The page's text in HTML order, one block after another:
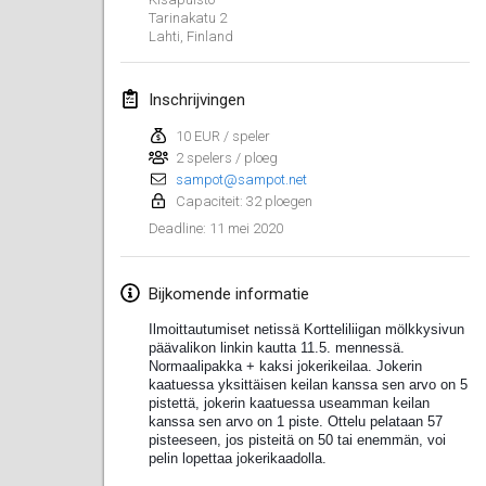
Tarinakatu 2
Lahti Finland
Inschrijvingen
10 EUR / speler
2 spelers / ploeg
sampot@sampot.net
Capaciteit: 32 ploegen
Deadline: 11 mei 2020
Bijkomende informatie
Ilmoittautumiset netissä Kortteliliigan mölkkysivun
päävalikon linkin kautta 11.5. mennessä.
Normaalipakka + kaksi jokerikeilaa. Jokerin
kaatuessa yksittäisen keilan kanssa sen arvo on 5
pistettä, jokerin kaatuessa useamman keilan
kanssa sen arvo on 1 piste. Ottelu pelataan 57
pisteeseen, jos pisteitä on 50 tai enemmän, voi
pelin lopettaa jokerikaadolla.
25 jan. 2020|Frankrijk
1 feb. 2020|België
Möl'Krêpes
1 feb. 2020| Frankrijk
Liekki Cup
1 feb. 2020 |Finland